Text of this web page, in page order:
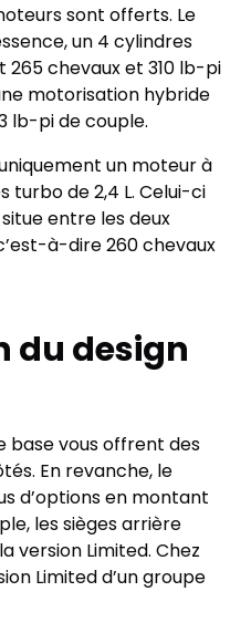
sont offerts. Le
un 4 cylindres
265 chevaux et 310 lb-pi
motorisation hybride
lb-pi de couple.
un moteur à
turbo de 2,4 L. Celui-ci
entre les deux
à-dire 260 chevaux
du design
base vous offrent des
En revanche, le
d’options en montant
les sièges arrière
version Limited. Chez
Limited d’un groupe